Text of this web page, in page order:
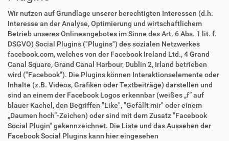
Wir nutzen auf Grundlage unserer berechtigten Interessen (d.h.
Interesse an der Analyse, Optimierung und wirtschaftlichem
Betrieb unseres Onlineangebotes im Sinne des Art. 6 Abs. 1 lit. f.
DSGVO) Social Plugins ("Plugins") des sozialen Netzwerkes
facebook.com, welches von der Facebook Ireland Ltd., 4 Grand
Canal Square, Grand Canal Harbour, Dublin 2, Irland betrieben
wird ("Facebook"). Die Plugins können Interaktionselemente oder
Inhalte (z.B. Videos, Grafiken oder Textbeiträge) darstellen und
sind an einem der Facebook Logos erkennbar (weißes „f“ auf
blauer Kachel, den Begriffen "Like", "Gefällt mir" oder einem
„Daumen hoch“-Zeichen) oder sind mit dem Zusatz "Facebook
Social Plugin" gekennzeichnet. Die Liste und das Aussehen der
Facebook Social Plugins kann hier eingesehen